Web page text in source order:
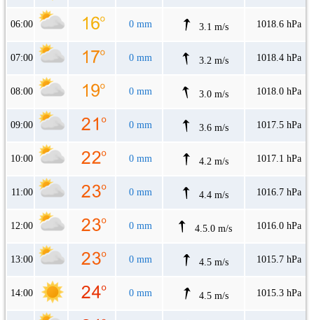
06:00 0 mm 3.1 m/s 1018.6 hPa
07:00 0 mm 3.2 m/s 1018.4 hPa
08:00 0 mm 3.0 m/s 1018.0 hPa
09:00 0 mm 3.6 m/s 1017.5 hPa
10:00 0 mm 4.2 m/s 1017.1 hPa
11:00 0 mm 4.4 m/s 1016.7 hPa
12:00 0 mm 4.5.0 m/s 1016.0 hPa
13:00 0 mm 4.5 m/s 1015.7 hPa
14:00 0 mm 4.5 m/s 1015.3 hPa